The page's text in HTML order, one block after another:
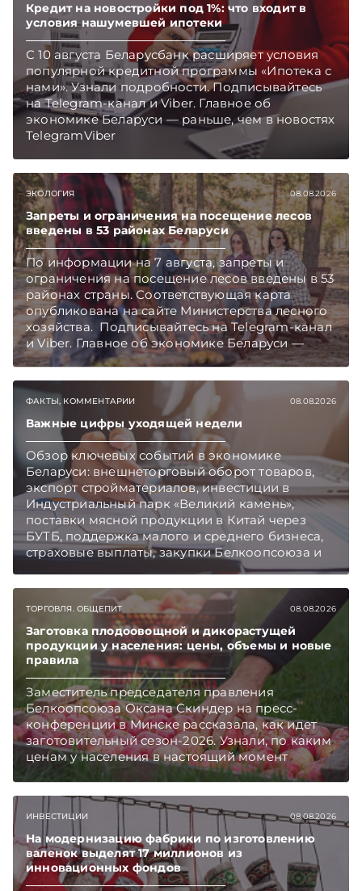
Кредит на новостройки под 1%: что входит в
условия нашумевшей ипотеки
С 10 августа Беларусбанк расширяет условия
популярной кредитной программы «Ипотека с
нами». Узнали подробности. Подписывайтесь
на Telegram‑канал и Viber. Главное об
экономике Беларуси — раньше, чем в новостях
TelegramViber
ЭКОЛОГИЯ 08.08.2026
Запреты и ограничения на посещение лесов
введены в 53 районах Беларуси
По информации на 7 августа, запреты и
ограничения на посещение лесов введены в 53
районах страны. Соответствующая карта
опубликована на сайте Министерства лесного
хозяйства. Подписывайтесь на Telegram‑канал
и Viber. Главное об экономике Беларуси —
раньше, чем в новостях TelegramViber
ФАКТЫ, КОММЕНТАРИИ 08.08.2026
Важные цифры уходящей недели
Обзор ключевых событий в экономике
Беларуси: внешнеторговый оборот товаров,
экспорт стройматериалов, инвестиции в
Индустриальный парк «Великий камень»,
поставки мясной продукции в Китай через
БУТБ, поддержка малого и среднего бизнеса,
страховые выплаты, закупки Белкоопсоюза и
рост продаж новых автомобилей.
Подписывайтесь на Telegram‑канал и Viber.
Главное об экономике Беларуси — раньше,
чем в новостях TelegramViber
ТОРГОВЛЯ. ОБЩЕПИТ 08.08.2026
Заготовка плодоовощной и дикорастущей
продукции у населения: цены, объемы и новые
правила
Заместитель председателя правления
Белкоопсоюза Оксана Скиндер на пресс-
конференции в Минске рассказала, как идет
заготовительный сезон-2026. Узнали, по каким
ценам у населения в настоящий момент
закупают продукцию, сколько
как изменились правила игры в текущем году.
Подписывайтесь на Telegram‑канал и Viber.
Главное об экономике Беларуси — раньше,
чем в новостях TelegramViber
ИНВЕСТИЦИИ 08.08.2026
На модернизацию фабрики по изготовлению
валенок выделят 17 миллионов из
инновационных фондов